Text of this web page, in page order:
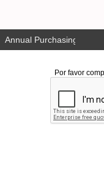
Annual Purchasing Plan
Por favor